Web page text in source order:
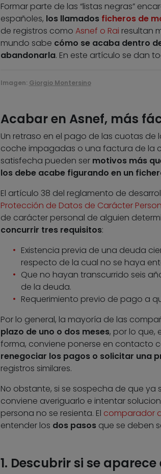
Formar parte de las “listas negras”
españoles, los llamados ficheros de
de registros como Asnef o Rai resultan
mundo sabe cómo se acaba dentro
abandonarla. En este artículo se dan
Imagen: Giorgio Montersino
Acabar en Asnef, más
Un retraso en el pago de las cuotas
coche impagadas o una factura de la
satisfecha pueden ser motivos más
los debe acabe figurando en un
El artículo 38 del reglamento de
Protección de Datos de Carácter
de carácter personal de alguien
concurrir tres requisitos:
Existencia previa de una deuda
respecto de la cual no se haya
Que no hayan transcurrido seis
de la deuda.
Requerimiento previo de pago a
Por lo general, la mayoría de las
plazo de uno o dos meses, por lo que,
forma, conviene ponerse en contacto
renegociar los pagos o solicitar una
registros similares.
No obstante, si se sospecha de que ya
conviene averiguarlo e intentar
persona no se resienta. El comparador
entender los dos pasosque se deben
1. Descubrir si se